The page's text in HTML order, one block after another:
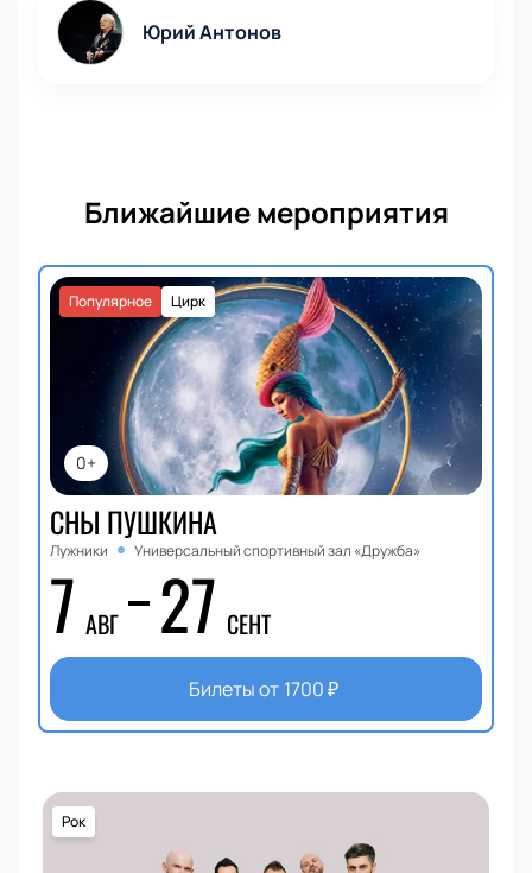
Юрий Антонов
Ближайшие мероприятия
0+
Цирк
Популярное
СНЫ ПУШКИНА
Лужники Универсальный спортивный зал «Дружба»
7 АВГ 27 СЕНТ
Билеты от 1700₽
Рок